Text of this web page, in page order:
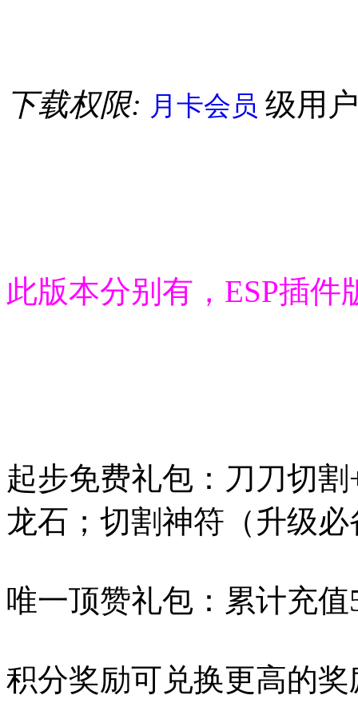
下载权限: 月卡会员 级用
此版本分别有，ESP插
起步免费礼包：刀刀切
龙石；切割神符（升级
唯一顶赞礼包：累计充
积分奖励可兑换更高的奖